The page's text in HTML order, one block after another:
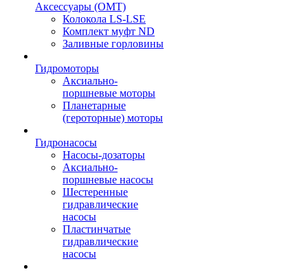
Аксессуары (OMT)
Колокола LS-LSE
Комплект муфт ND
Заливные горловины
Гидромоторы
Аксиально-
поршневые моторы
Планетарные
(героторные) моторы
Гидронасосы
Насосы-дозаторы
Аксиально-
поршневые насосы
Шестеренные
гидравлические
насосы
Пластинчатые
гидравлические
насосы